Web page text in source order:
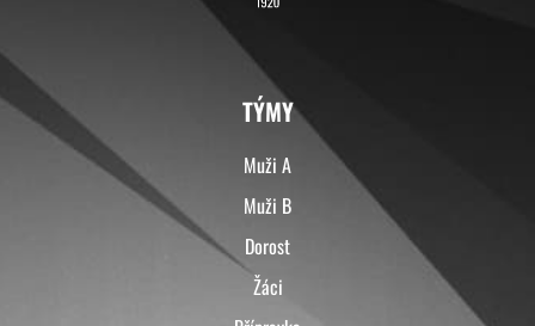
TÝMY
Muži A
Muži B
Dorost
Žáci